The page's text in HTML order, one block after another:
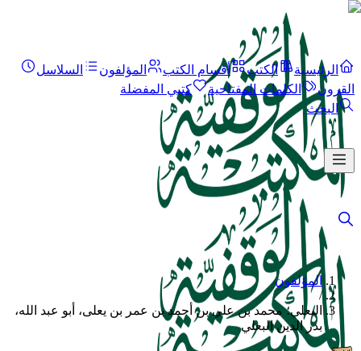
الرئيسية الكتب أقسام الكتب المؤلفون
السلاسل
القرون
الكلمات المفتاحية
كتبي المفضلة
البحث
المؤلفون
/
البعلي؛ محمد بن علي بن أحمد بن عمر بن يعلى، أبو عبد الله،
بدر الدين البعلي